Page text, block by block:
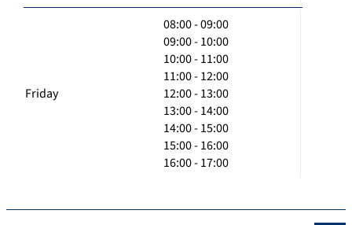
Friday
08:00 - 09:00
09:00 - 10:00
10:00 - 11:00
11:00 - 12:00
12:00 - 13:00
13:00 - 14:00
14:00 - 15:00
15:00 - 16:00
16:00 - 17:00